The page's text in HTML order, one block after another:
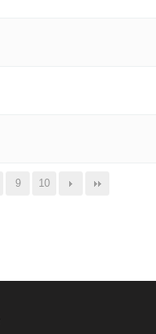
9 10